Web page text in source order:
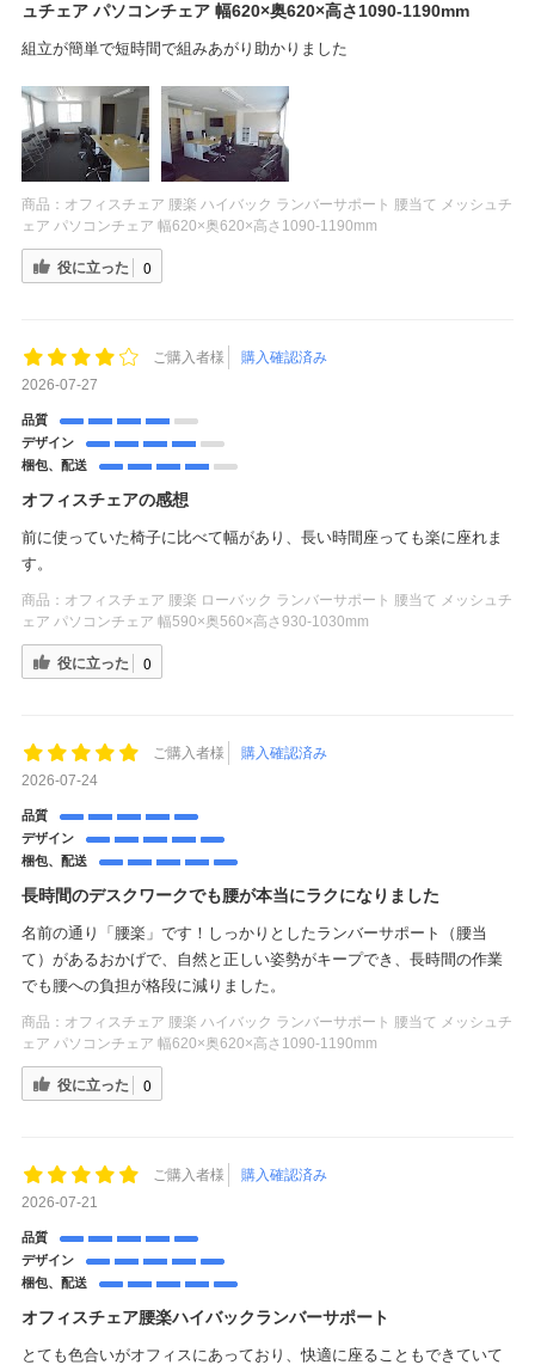
ュチェア パソコンチェア 幅620×奥620×高さ1090-1190mm
組立が簡単で短時間で組みあがり助かりました
商品： オフィスチェア 腰楽 ハイバック ランバーサポート 腰当て メッシュチ
ェア パソコンチェア 幅620×奥620×高さ1090-1190mm
役に立った 0
ご購入者様
購入確認済み
2026-07-27
品質
デザイン
梱包、配送
オフィスチェアの感想
前に使っていた椅子に比べて幅があり、長い時間座っても楽に座れま
す。
商品： オフィスチェア 腰楽 ローバック ランバーサポート 腰当て メッシュチ
ェア パソコンチェア 幅590×奥560×高さ930-1030mm
役に立った 0
ご購入者様
購入確認済み
2026-07-24
品質
デザイン
梱包、配送
長時間のデスクワークでも腰が本当にラクになりました
名前の通り「腰楽」です！しっかりとしたランバーサポート（腰当
て）があるおかげで、自然と正しい姿勢がキープでき、長時間の作業
でも腰への負担が格段に減りました。
商品： オフィスチェア 腰楽 ハイバック ランバーサポート 腰当て メッシュチ
ェア パソコンチェア 幅620×奥620×高さ1090-1190mm
役に立った 0
ご購入者様
購入確認済み
2026-07-21
品質
デザイン
梱包、配送
オフィスチェア腰楽ハイバックランバーサポート
とても色合いがオフィスにあっており、快適に座ることもできていて